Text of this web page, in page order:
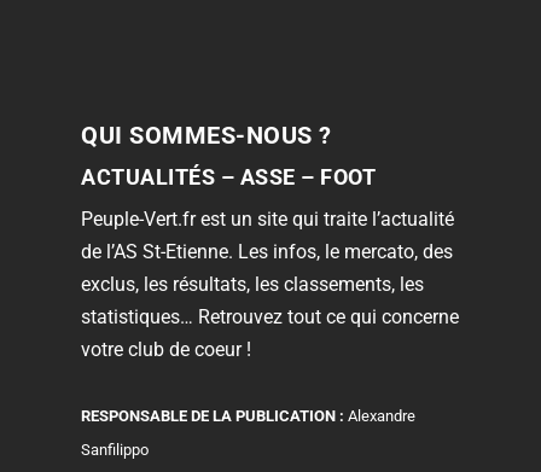
QUI SOMMES-NOUS ?
ACTUALITÉS – ASSE – FOOT
Peuple-Vert.fr est un site qui traite l’actualité
de l’AS St-Etienne. Les infos, le mercato, des
exclus, les résultats, les classements, les
statistiques… Retrouvez tout ce qui concerne
votre club de coeur !
RESPONSABLE DE LA PUBLICATION : Alexandre
Sanfilippo